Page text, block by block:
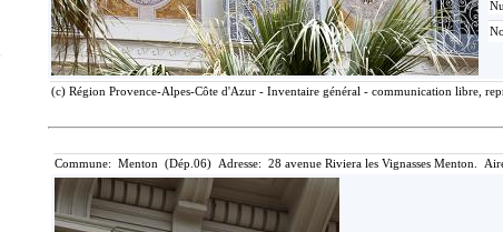
(c) Région Provence-Alpes-Côte d'Azur - Inventaire général - communication libre,
Commune: Menton (Dép.06) Adresse: 28 avenue Riviera les Vignasses Menton.